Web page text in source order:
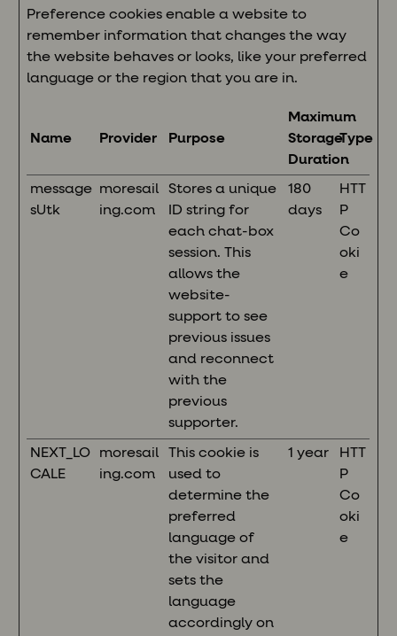
Preference cookies enable a website to
remember information that changes the way
the website behaves or looks, like your preferred
language or the region that you are in.
Name Provider Purpose
Maximum
Storage
Duration
Type
message
sUtk
moresail
ing.com
Stores a unique
ID string for
each chat-box
session. This
allows the
website-
support to see
previous issues
and reconnect
with the
previous
supporter.
180
days
HTT
P
Co
oki
e
NEXT_LO
CALE
moresail
ing.com
This cookie is
used to
determine the
preferred
language of
the visitor and
sets the
language
accordingly on
1 year
HTT
P
Co
oki
e